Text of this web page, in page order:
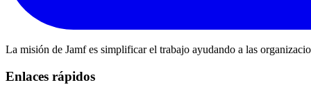
La misión de Jamf es simplificar el trabajo ayudando a las
Enlaces rápidos